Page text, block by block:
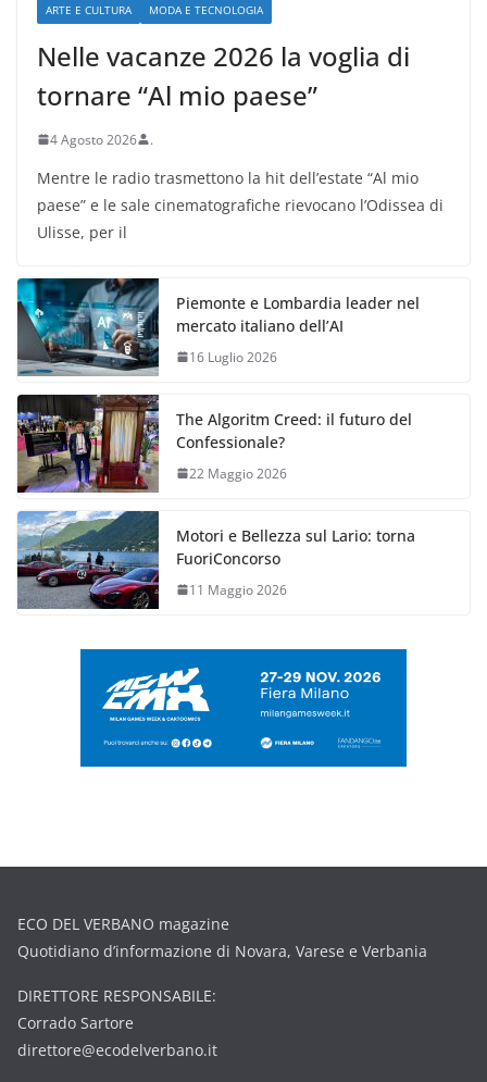
ARTE E CULTURA MODA E TECNOLOGIA
Nelle vacanze 2026 la voglia di
tornare “Al mio paese”
4 Agosto 2026 .
Mentre le radio trasmettono la hit dell’estate “Al mio
paese” e le sale cinematografiche rievocano l’Odissea di
Ulisse, per il
Piemonte e Lombardia leader nel
mercato italiano dell’AI
16 Luglio 2026
The Algoritm Creed: il futuro del
Confessionale?
22 Maggio 2026
Motori e Bellezza sul Lario: torna
FuoriConcorso
11 Maggio 2026
ECO DEL VERBANO magazine
Quotidiano d’informazione di Novara, Varese e Verbania
DIRETTORE RESPONSABILE:
Corrado Sartore
direttore@ecodelverbano.it